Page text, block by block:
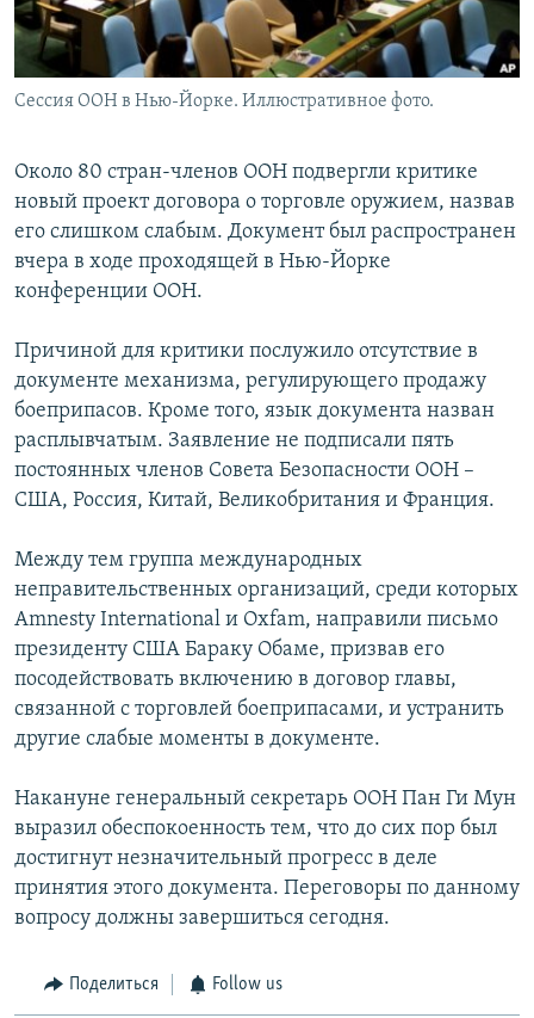
Сессия ООН в Нью-Йорке. Иллюстративное фото.
Около 80 стран-членов ООН подвергли критике
новый проект договора о торговле оружием, назвав
его слишком слабым. Документ был распространен
вчера в ходе проходящей в Нью-Йорке
конференции ООН.
Причиной для критики послужило отсутствие в
документе механизма, регулирующего продажу
боеприпасов. Кроме того, язык документа назван
расплывчатым. Заявление не подписали пять
постоянных членов Совета Безопасности ООН –
США, Россия, Китай, Великобритания и Франция.
Между тем группа международных
неправительственных организаций, среди которых
Amnesty International и Oxfam, направили письмо
президенту США Бараку Обаме, призвав его
посодействовать включению в договор главы,
связанной с торговлей боеприпасами, и устранить
другие слабые моменты в документе.
Накануне генеральный секретарь ООН Пан Ги Мун
выразил обеспокоенность тем, что до сих пор был
достигнут незначительный прогресс в деле
принятия этого документа. Переговоры по данному
вопросу должны завершиться сегодня.
Поделиться Follow us